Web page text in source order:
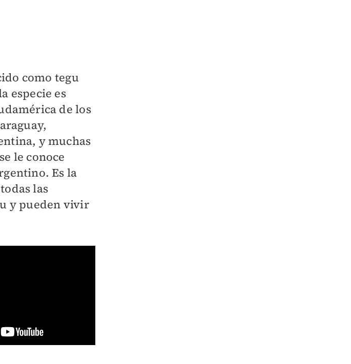
como tegu
especie es
de los
y muchas
le conoce
Es la
las
y pueden vivir